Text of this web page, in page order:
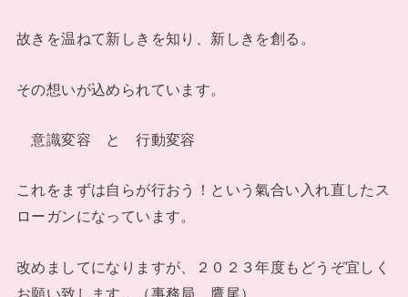
故きを温ねて新しきを知り、新しきを創る。
その想いが込められています。
意識変容 と 行動変容
これをまずは自らが行おう！という氣合い入れ直したス
ローガンになっています。
改めましてになりますが、２０２３年度もどうぞ宜しく
お願い致します。（事務局 鷹尾）